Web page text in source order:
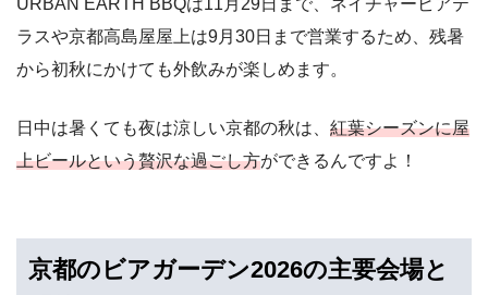
ラスや京都高島屋屋上は9月30日まで営業するため、残暑
から初秋にかけても外飲みが楽しめます。
日中は暑くても夜は涼しい京都の秋は、 紅葉シーズンに屋
上ビールという贅沢な過ごし方ができるんですよ！
京都のビアガーデン2026の主要会場と